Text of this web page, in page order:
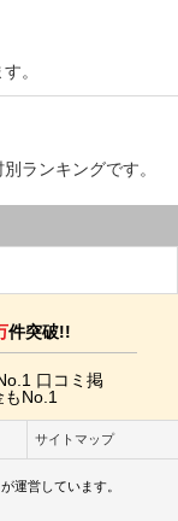
。
ランキングです。
件突破!!
サイトマップ
運営しています。